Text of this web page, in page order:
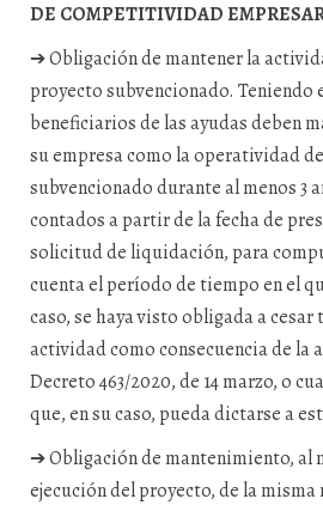
DE COMPETITIVIDAD
➔ Obligación de mantener la
proyecto subvencionado. Teniendo
beneficiarios de las ayudas deben
su empresa como la operatividad
subvencionado durante al menos 3
contados a partir de la fecha de
solicitud de liquidación, para
cuenta el período de tiempo en el
caso, se haya visto obligada a
actividad como consecuencia de la
Decreto 463/2020, de 14 marzo, o
que, en su caso, pueda dictarse a
➔ Obligación de mantenimiento, al
ejecución del proyecto, de la